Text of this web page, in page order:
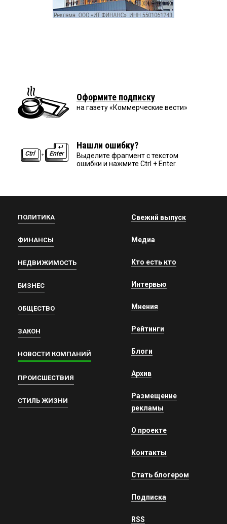
Оформите подписку
на газету «Коммерческие вести»
Нашли ошибку?
Выделите фрагмент с текстом
ошибки и нажмите Ctrl + Enter.
ПОЛИТИКА
ФИНАНСЫ
НЕДВИЖИМОСТЬ
БИЗНЕС
ОБЩЕСТВО
ЗАКОН
НОВОСТИ КОМПАНИЙ
ПРОИСШЕСТВИЯ
СТИЛЬ ЖИЗНИ
Свежий выпуск
Медиа
Кто есть кто
Интервью
Мнения
Рейтинги
Блоги
Архив
Размещение
рекламы
О проекте
Контакты
Стать блогером
Подписка
RSS